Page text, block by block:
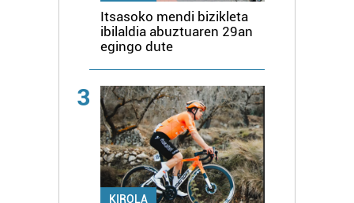
Itsasoko mendi bizikleta
ibilaldia abuztuaren 29an
egingo dute
3
KIROLA